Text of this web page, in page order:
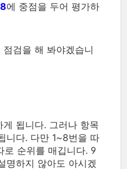
에 중점을 두어 평가하
점검을 해 봐야겠습니
됩니다. 그러나 항목
니다. 다만 1~8번을 따
로 순위를 매깁니다. 9
명하지 않아도 아시겠